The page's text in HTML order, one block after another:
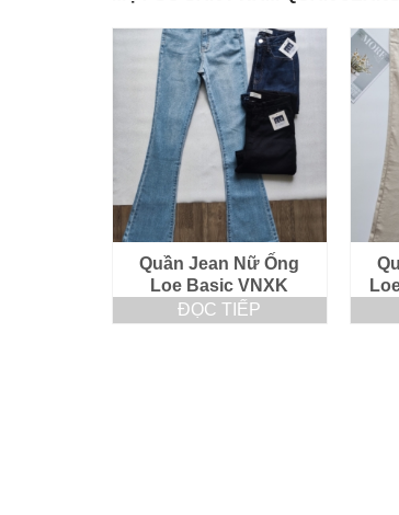
Quần Jean Nữ Ống
Loe Basic VNXK
ĐỌC TIẾP